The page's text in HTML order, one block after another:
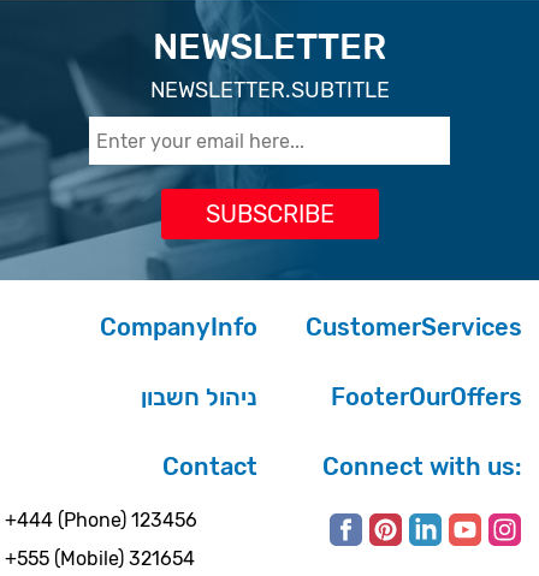
NEWSLETTER
NEWSLETTER.SUBTITLE
CompanyInfo CustomerServices
ניהול חשבון FooterOurOffers
Contact
+444 (Phone) 123456
+555 (Mobile) 321654
Connect with us: